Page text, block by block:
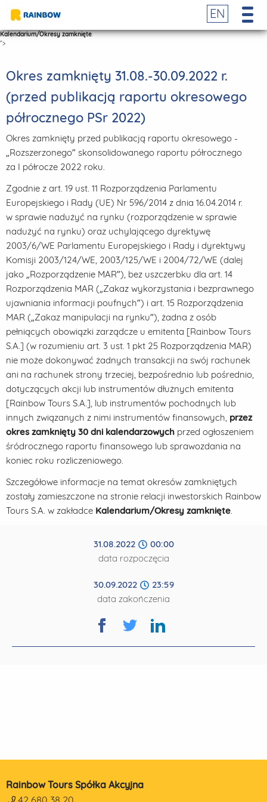
Kalendarium/Okresy zamknięte.
">
EN
Okres zamknięty 31.08.-30.09.2022 r.
(przed publikacją raportu okresowego
półrocznego PSr 2022)
Okres zamknięty przed publikacją raportu okresowego -
„Rozszerzonego” skonsolidowanego raportu półrocznego
za I półrocze 2022 roku.
Zgodnie z art. 19 ust. 11 Rozporządzenia Parlamentu
Europejskiego i Rady (UE) Nr 596/2014 z dnia 16.04.2014 r.
w sprawie nadużyć na rynku (rozporządzenie w sprawie
nadużyć na rynku) oraz uchylającego dyrektywę
2003/6/WE Parlamentu Europejskiego i Rady i dyrektywy
Komisji 2003/124/WE, 2003/125/WE i 2004/72/WE (dalej
jako „Rozporządzenie MAR”), bez uszczerbku dla art. 14
Rozporządzenia MAR („Zakaz wykorzystania i bezprawnego
ujawniania informacji poufnych”) i art. 15 Rozporządzenia
MAR („Zakaz manipulacji na rynku”), żadna z osób
pełniących obowiązki zarządcze u emitenta [Rainbow Tours
S.A.] (w rozumieniu art. 3 ust. 1 pkt 25 Rozporządzenia MAR)
nie może dokonywać żadnych transakcji na swój rachunek
ani na rachunek strony trzeciej, bezpośrednio lub pośrednio,
dotyczących akcji lub instrumentów dłużnych emitenta
[Rainbow Tours S.A.], lub instrumentów pochodnych lub
innych związanych z nimi instrumentów finansowych, przez
okres zamknięty 30 dni kalendarzowych przed ogłoszeniem
śródrocznego raportu finansowego lub sprawozdania na
koniec roku rozliczeniowego.
Szczegółowe informacje na temat okresów zamkniętych
zostały zamieszczone na stronie relacji inwestorskich Rainbow
Tours S.A. w zakładce Kalendarium/Okresy zamknięte.
31.08.2022
00:00
data rozpoczęcia
30.09.2022
23:59
data zakończenia
Rainbow Tours Spółka Akcyjna
42 680 38 20